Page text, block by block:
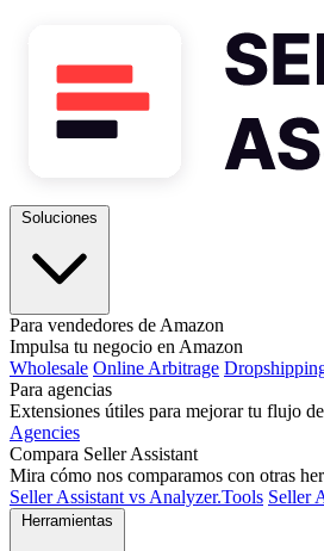
Para vendedores de Amazon
Impulsa tu negocio en Amazon
Wholesale Online Arbitrage
Para agencias
Extensiones útiles para mejorar tu flujo
Agencies
Compara Seller Assistant
Mira cómo nos comparamos con otras
Seller Assistant vs Analyzer.Tools Seller